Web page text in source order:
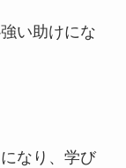
い助けにな
なり、学び